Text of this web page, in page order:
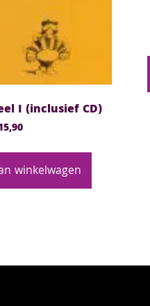
I (inclusief CD)
winkelwagen